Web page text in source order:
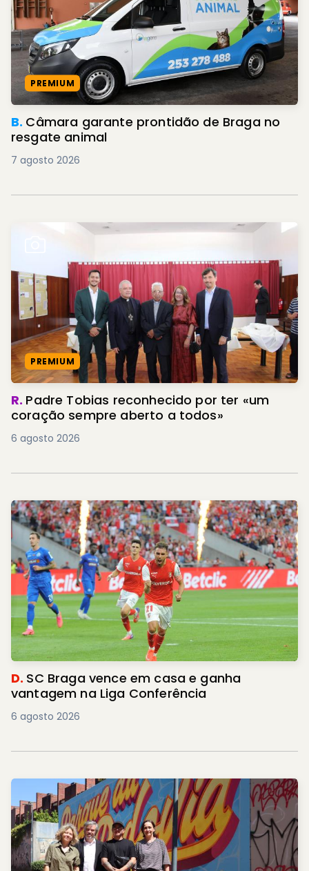
PREMIUM
B. Câmara garante prontidão de Braga no
resgate animal
7 agosto 2026
PREMIUM
R. Padre Tobias reconhecido por ter «um
coração sempre aberto a todos»
6 agosto 2026
D. SC Braga vence em casa e ganha
vantagem na Liga Conferência
6 agosto 2026